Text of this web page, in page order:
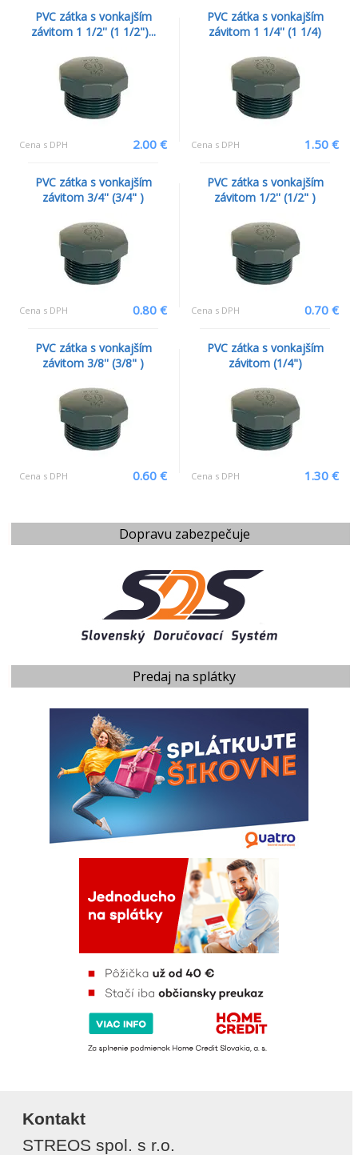
Dopravu zabezpečuje
Predaj na splátky
PVC zátka s vonkajším
závitom 1 1/2'' (1 1/2")...
Cena s DPH 2.00 €
PVC zátka s vonkajším
závitom 1 1/4'' (1 1/4)
Cena s DPH 1.50 €
PVC zátka s vonkajším
závitom 3/4'' (3/4" )
Cena s DPH 0.80 €
PVC zátka s vonkajším
závitom 1/2'' (1/2" )
Cena s DPH 0.70 €
PVC zátka s vonkajším
závitom 3/8'' (3/8" )
Cena s DPH 0.60 €
PVC zátka s vonkajším
závitom (1/4")
Cena s DPH 1.30 €
Kontakt
STREOS spol. s r.o.